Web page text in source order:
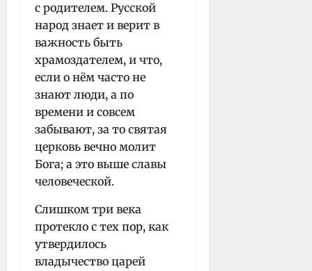
с родителем. Русской
народ знает и верит в
важность быть
храмоздателем, и что,
если о нём часто не
знают люди, а по
времени и совсем
забывают, за то святая
церковь вечно молит
Бога; а это выше славы
человеческой.
Слишком три века
протекло с тех пор, как
утвердилось
владычество царей